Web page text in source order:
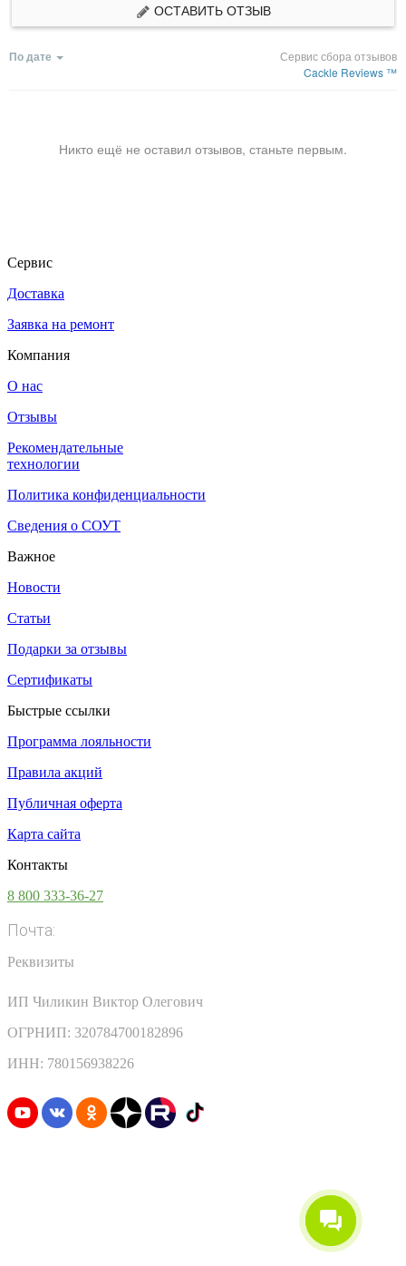
ОСТАВИТЬ ОТЗЫВ
По дате
Сервис сбора отзывов
Cackle Reviews ™
Никто ещё не оставил отзывов, станьте первым.
Сервис
Доставка
Заявка на ремонт
Компания
О нас
Отзывы
Рекомендательные
технологии
Политика конфиденциальности
Сведения о СОУТ
Важное
Новости
Статьи
Подарки за отзывы
Сертификаты
Быстрые ссылки
Программа лояльности
Правила акций
Публичная оферта
Карта сайта
Контакты
8 800 333-36-27
Почта:
Реквизиты
ИП Чиликин Виктор Олегович
ОГРНИП: 320784700182896
ИНН: 780156938226